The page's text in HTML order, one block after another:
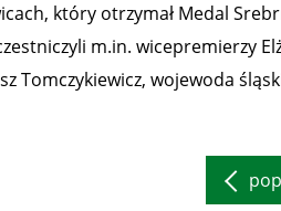
który otrzymał Medal
m.in. wicepremierzy
Tomczykiewicz, wojewoda